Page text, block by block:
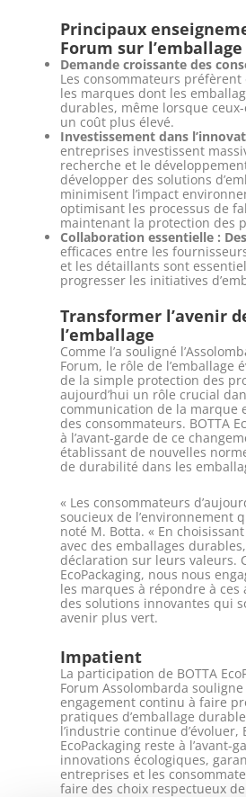
Principaux
Forum sur
Demande croissante des
Les consommateurs
les marques dont les
durables, même lorsque
un coût plus élevé.
Investissement dans
entreprises investissent
recherche et le
développer des solutions
minimisent l’impact
optimisant les processus de
maintenant la protection des
Collaboration essentielle : Des
efficaces entre les
et les détaillants sont
progresser les initiatives
Transformer l’avenir
l’emballage
Comme l’a souligné
Forum, le rôle de l’emballage
de la simple protection des
aujourd’hui un rôle crucial
communication de la marque
des consommateurs. BOTTA
à l’avant-garde de ce
établissant de nouvelles
de durabilité dans les
« Les consommateurs
soucieux de l’environnement
noté M. Botta. « En
avec des emballages
déclaration sur leurs valeurs.
EcoPackaging, nous nous
les marques à répondre à ces
des solutions innovantes qui
avenir plus vert.
Impatient
La participation de BOTTA
Forum Assolombarda souligne
engagement continu à faire
pratiques d’emballage
l’industrie continue d’évoluer,
EcoPackaging reste à l’avant-
innovations écologiques,
entreprises et les
faire des choix respectueux de